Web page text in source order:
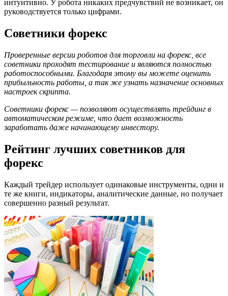
интуитивно. У робота никаких предчувствий не возникает, он
руководствуется только цифрами.
Советники форекс
Проверенные версии роботов для торговли на форекс, все
советники проходят тестирование и являются полностью
работоспособными. Благодаря этому вы можете оценить
прибыльность работы, а так же узнать назначение основных
настроек скрипта.
Советники форекс — позволяют осуществлять трейдинг в
автоматическом режиме, что дает возможность
заработать даже начинающему инвестору.
Рейтинг лучших советников для
форекс
Каждый трейдер использует одинаковые инструменты, одни и
те же книги, индикаторы, аналитические данные, но получает
совершенно разный результат.